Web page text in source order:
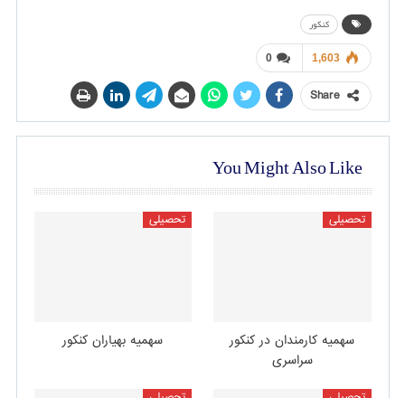
کنکور
0 1,603
Share
You Might Also Like
تحصیلی
سهمیه کارمندان در کنکور
سراسری
تحصیلی
سهمیه بهیاران کنکور